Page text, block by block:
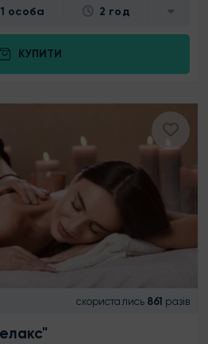
1 особа 2 год
КУПИТИ
скористались 861 разів